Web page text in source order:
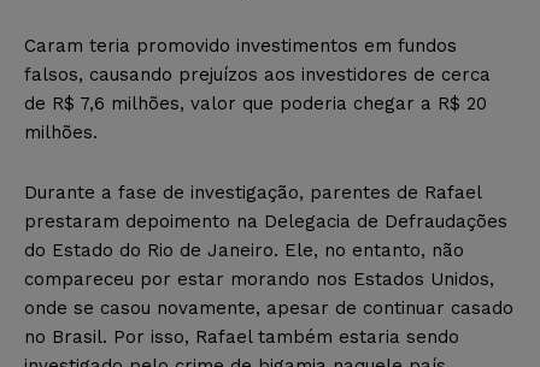
Caram teria promovido investimentos em fundos
falsos, causando prejuízos aos investidores de cerca
de R$ 7,6 milhões, valor que poderia chegar a R$ 20
milhões.
Durante a fase de investigação, parentes de Rafael
prestaram depoimento na Delegacia de Defraudações
do Estado do Rio de Janeiro. Ele, no entanto, não
compareceu por estar morando nos Estados Unidos,
onde se casou novamente, apesar de continuar casado
no Brasil. Por isso, Rafael também estaria sendo